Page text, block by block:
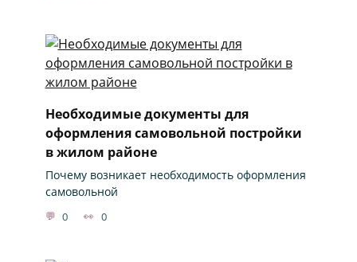
Необходимые документы для
оформления самовольной постройки
в жилом районе
Почему возникает необходимость оформления
самовольной
0 0